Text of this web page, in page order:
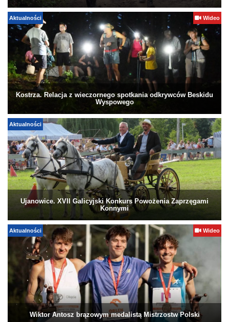
Aktualności Wideo
Kostrza. Relacja z wieczornego spotkania odkrywców Beskidu
Wyspowego
Aktualności
Ujanowice. XVII Galicyjski Konkurs Powożenia Zaprzęgami
Konnymi
Aktualności Wideo
Wiktor Antosz brązowym medalistą Mistrzostw Polski